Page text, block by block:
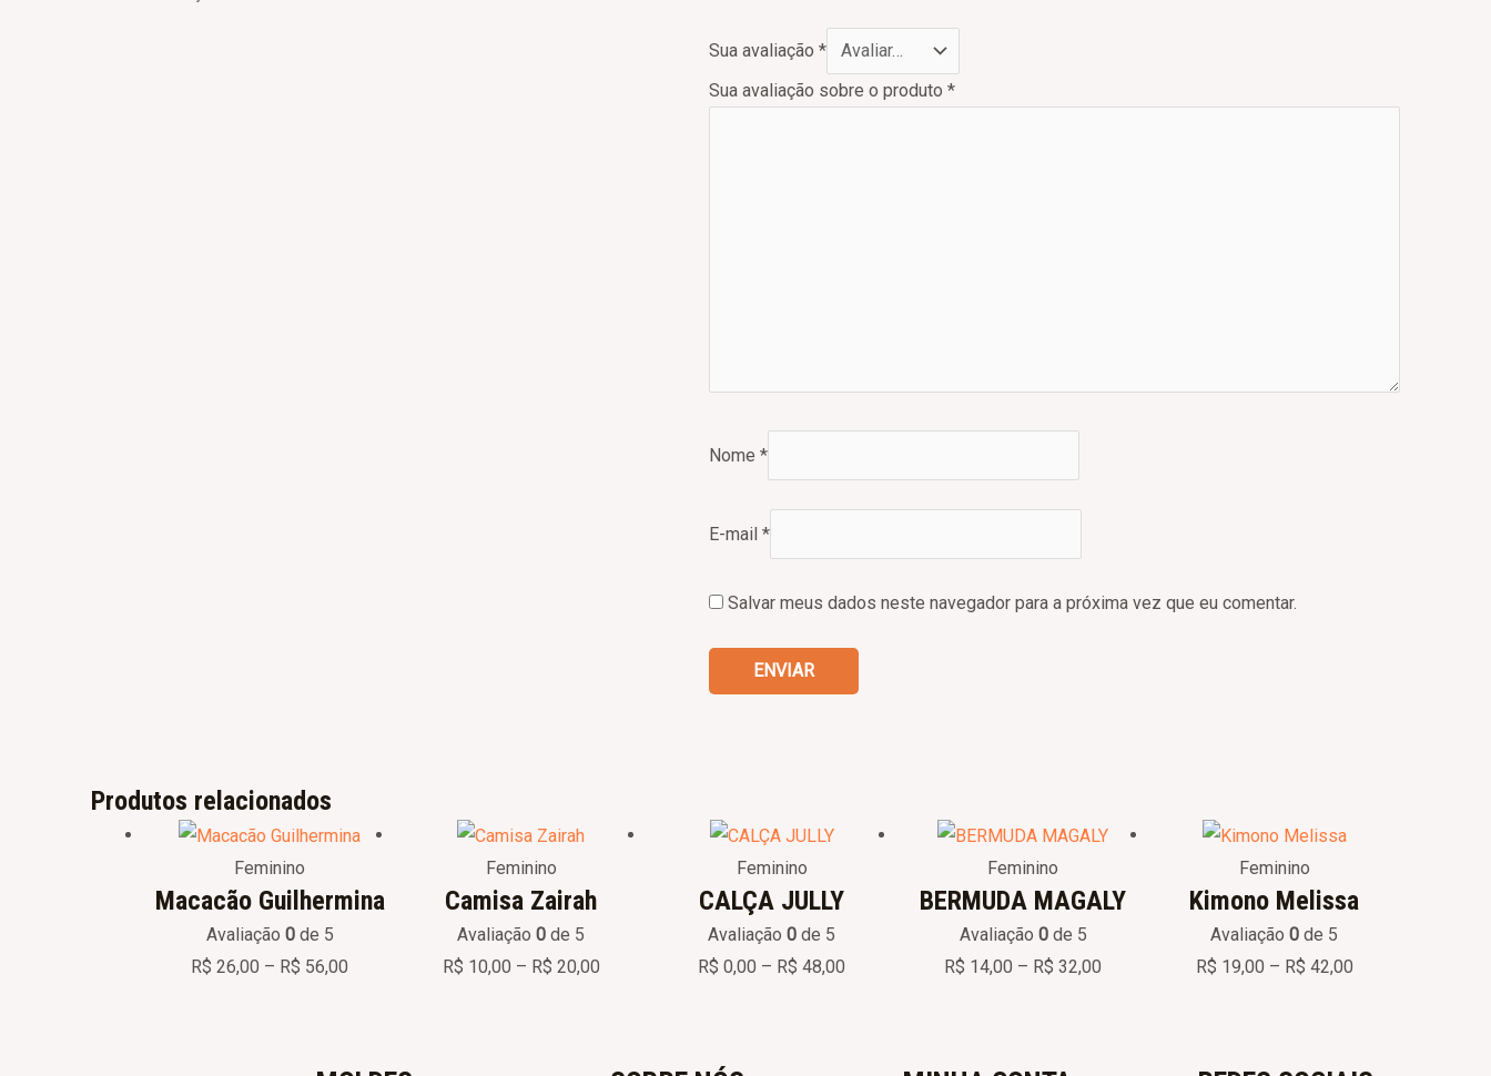
Sua avaliação *
Sua avaliação sobre o produto *
Nome *
E-mail *
Salvar meus dados neste navegador para a próxima vez que eu comentar.
Produtos relacionados
Feminino
Macacão Guilhermina
Avaliação 0de 5
R$ 26,00 – R$ 56,00
range:
through
Feminino
Camisa Zairah
Avaliação0 de 5
R$ 10,00 – R$ 20,00
range:
Feminino
CALÇA JULLY
Avaliação0 de 5
R$ 0,00 – R$ 48,00
range:
Feminino
BERMUDA MAGALY
Avaliação 0de 5
R$ 14,00 – R$ 32,00
range:
through
Feminino
Kimono Melissa
Avaliação0 de 5
R$ 19,00 – R$ 42,00
through